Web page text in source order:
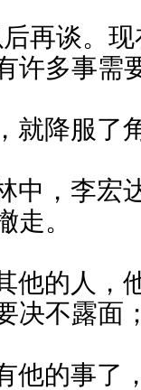
再谈。
许多事需
就降服了
中，李宏
走。
他的人，
决不露面
他的事了